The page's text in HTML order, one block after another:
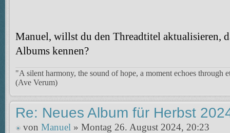
Manuel, willst du den Threadtitel aktualisieren,
Albums kennen?
"A silent harmony, the sound of hope, a moment echoes through
(Ave Verum)
Re: Neues Album für Herbst
von Manuel » Montag 26. August 2024, 20:23